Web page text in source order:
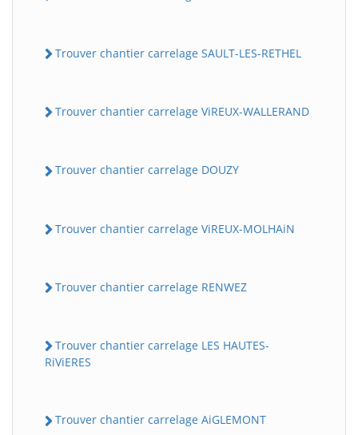
Trouver chantier carrelage SAULT-LES-RETHEL
Trouver chantier carrelage ViREUX-WALLERAND
Trouver chantier carrelage DOUZY
Trouver chantier carrelage ViREUX-MOLHAiN
Trouver chantier carrelage RENWEZ
Trouver chantier carrelage LES HAUTES-
RiViERES
Trouver chantier carrelage AiGLEMONT